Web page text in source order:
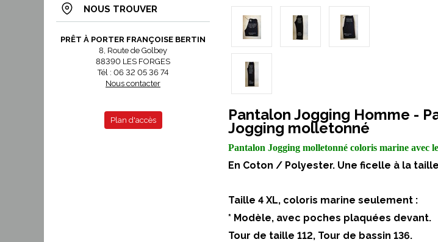
NOUS TROUVER
PRÊT À PORTER FRANÇOISE BERTIN
8, Route de Golbey
88390 LES FORGES
Tél : 06 32 05 36 74
Nous contacter
Plan d'accès Pantalon Jogging Homme -
Jogging molletonné
Pantalon Jogging molletonné coloris marine avec
En Coton / Polyester. Une ficelle à la
Taille 4 XL, coloris marine seulement :
* Modèle, avec poches plaquées devant.
Tour de taille 112, Tour de bassin 136.